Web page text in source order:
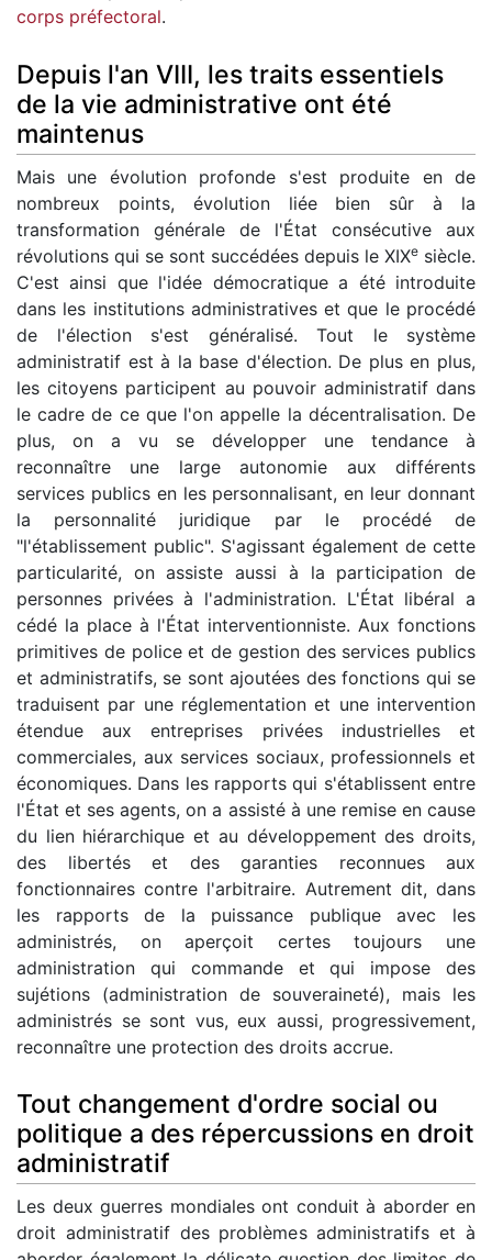
corps préfectoral.
Depuis l'an VIII, les traits essentiels
de la vie administrative ont été
maintenus
Mais une évolution profonde s'est produite en de
nombreux points, évolution liée bien sûr à la
transformation générale de l'État consécutive aux
révolutions qui se sont succédées depuis le XIXe siècle.
C'est ainsi que l'idée démocratique a été introduite
dans les institutions administratives et que le procédé
de l'élection s'est généralisé. Tout le système
administratif est à la base d'élection. De plus en plus,
les citoyens participent au pouvoir administratif dans
le cadre de ce que l'on appelle la décentralisation. De
plus, on a vu se développer une tendance à
reconnaître une large autonomie aux différents
services publics en les personnalisant, en leur donnant
la personnalité juridique par le procédé de
"l'établissement public". S'agissant également de cette
particularité, on assiste aussi à la participation de
personnes privées à l'administration. L'État libéral a
cédé la place à l'État interventionniste. Aux fonctions
primitives de police et de gestion des services publics
et administratifs, se sont ajoutées des fonctions qui se
traduisent par une réglementation et une intervention
étendue aux entreprises privées industrielles et
commerciales, aux services sociaux, professionnels et
économiques. Dans les rapports qui s'établissent entre
l'État et ses agents, on a assisté à une remise en cause
du lien hiérarchique et au développement des droits,
des libertés et des garanties reconnues aux
fonctionnaires contre l'arbitraire. Autrement dit, dans
les rapports de la puissance publique avec les
administrés, on aperçoit certes toujours une
administration qui commande et qui impose des
sujétions (administration de souveraineté), mais les
administrés se sont vus, eux aussi, progressivement,
reconnaître une protection des droits accrue.
Tout changement d'ordre social ou
politique a des répercussions en droit
administratif
Les deux guerres mondiales ont conduit à aborder en
droit administratif des problèmes administratifs et à